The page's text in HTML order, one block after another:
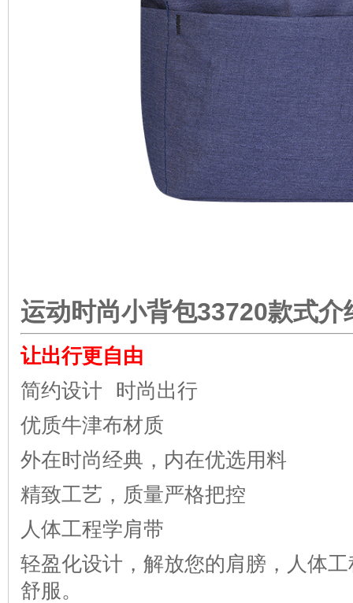
运动时尚小背包33720款式介
让出行更自由
简约设计 时尚出行
优质牛津布材质
外在时尚经典，内在优选用料
精致工艺，质量严格把控
人体工程学肩带
轻盈化设计，解放您的肩膀，人体
舒服。